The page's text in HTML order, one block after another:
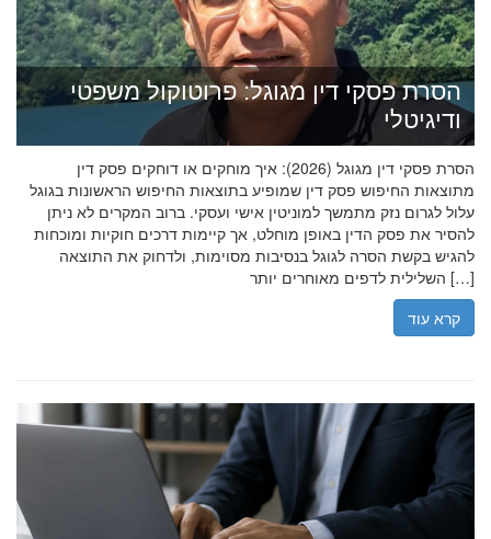
הסרת פסקי דין מגוגל: פרוטוקול משפטי
ודיגיטלי
הסרת פסקי דין מגוגל (2026): איך מוחקים או דוחקים פסק דין
מתוצאות החיפוש פסק דין שמופיע בתוצאות החיפוש הראשונות בגוגל
עלול לגרום נזק מתמשך למוניטין אישי ועסקי. ברוב המקרים לא ניתן
להסיר את פסק הדין באופן מוחלט, אך קיימות דרכים חוקיות ומוכחות
להגיש בקשת הסרה לגוגל בנסיבות מסוימות, ולדחוק את התוצאה
השלילית לדפים מאוחרים יותר […]
קרא עוד